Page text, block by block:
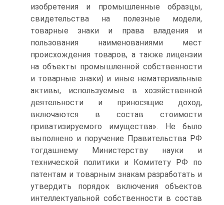
изобретения и промышленные образцы,
свидетельства на полезные модели,
товарные знаки и права владения и
пользования наименованиями мест
происхождения товаров, а также лицензии
на объекты промышленной собственности
и товарные знаки) и иные нематериальные
активы, используемые в хозяйственной
деятельности и приносящие доход,
включаются в состав стоимости
приватизируемого имущества». Не было
выполнено и поручение Правительства РФ
тогдашнему Министерству науки и
технической политики и Комитету РФ по
патентам и товарным знакам разработать и
утвердить порядок включения объектов
интеллектуальной собственности в состав